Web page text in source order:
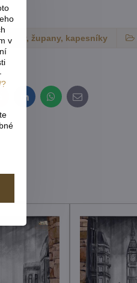
župany, kapesníky
LinkedInWhatsApp
E-
mail
v